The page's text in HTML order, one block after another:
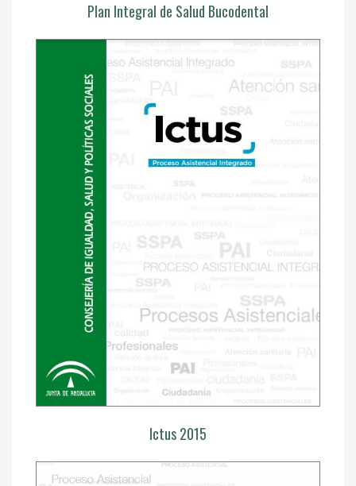
Plan Integral de Salud Bucodental
Ictus 2015